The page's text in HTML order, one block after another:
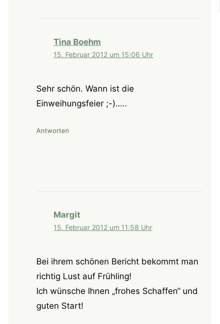
Tina Boehm
15. Februar 2012 um 15:06 Uhr
Sehr schön. Wann ist die
Einweihungsfeier ;-)…..
Antworten
Margit
15. Februar 2012 um 11:58 Uhr
Bei ihrem schönen Bericht bekommt man
richtig Lust auf Frühling!
Ich wünsche Ihnen „frohes Schaffen“ und
guten Start!